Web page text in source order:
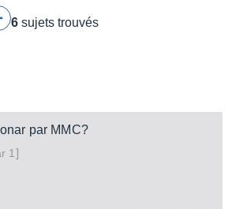
6 sujets trouvés
par MMC?
1 ]